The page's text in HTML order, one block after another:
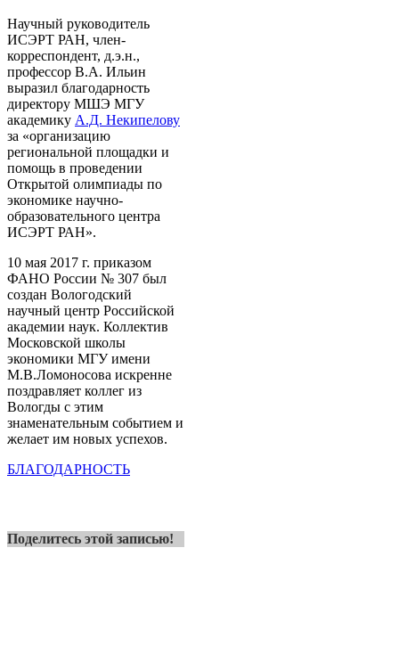
Научный руководитель
ИСЭРТ РАН, член-
корреспондент, д.э.н.,
профессор В.А. Ильин
выразил благодарность
директору МШЭ МГУ
академику А.Д. Некипелову
за «организацию
региональной площадки и
помощь в проведении
Открытой олимпиады по
экономике научно-
образовательного центра
ИСЭРТ РАН».
10 мая 2017 г. приказом
ФАНО России № 307 был
создан Вологодский
научный центр Российской
академии наук. Коллектив
Московской школы
экономики МГУ имени
М.В.Ломоносова искренне
поздравляет коллег из
Вологды с этим
знаменательным событием и
желает им новых успехов.
БЛАГОДАРНОСТЬ
Поделитесь этой записью!